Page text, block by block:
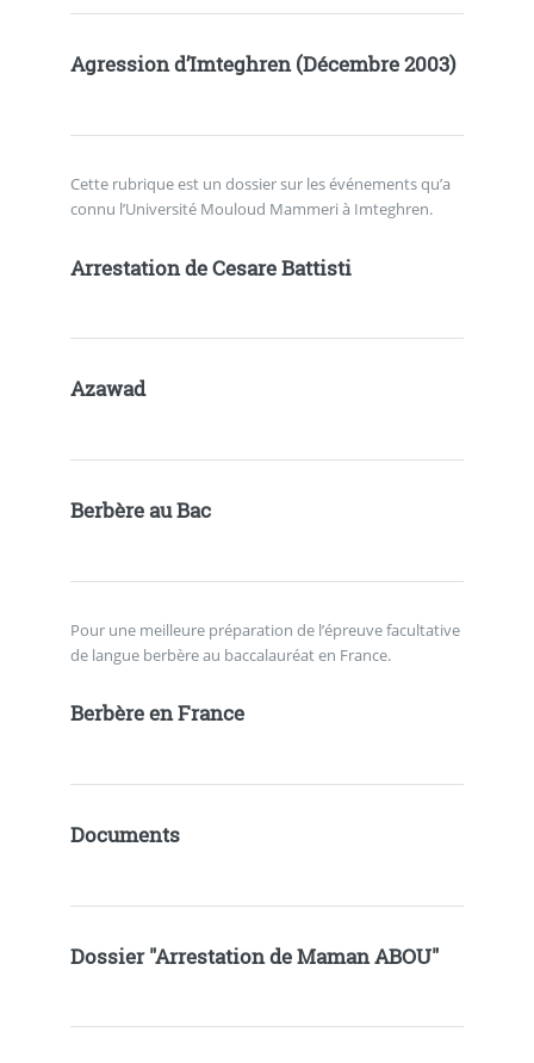
Agression d’Imteghren (Décembre 2003)
Cette rubrique est un dossier sur les événements qu’a
connu l’Université Mouloud Mammeri à Imteghren.
Arrestation de Cesare Battisti
Azawad
Berbère au Bac
Pour une meilleure préparation de l’épreuve facultative
de langue berbère au baccalauréat en France.
Berbère en France
Documents
Dossier "Arrestation de Maman ABOU"